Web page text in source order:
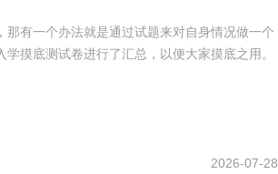
有一个办法就是通过试题来对自身情况做一个
摸底测试卷进行了汇总，以便大家摸底之用。
2026-07-28